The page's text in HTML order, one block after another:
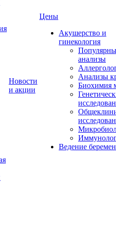
Новости
и акции
Цены
Акушерство и
гинекология
анализы
Анализы
Биохимия
Ведение